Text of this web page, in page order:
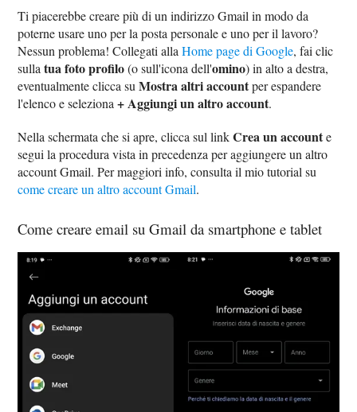
Ti piacerebbe creare più di un indirizzo Gmail in modo da
poterne usare uno per la posta personale e uno per il lavoro?
Nessun problema! Collegati allaHome page di Google, fai clic
sullatua foto profilo(o sull'icona dell'omino) in alto a destra,
eventualmente clicca suMostra altri accountper espandere
l'elenco e seleziona+ Aggiungi un altro account.
Nella schermata che si apre, clicca sul linkCrea un accounte
segui la procedura vista in precedenza per aggiungere un altro
account Gmail. Per maggiori info, consulta il mio tutorial su
come creare un altro account Gmail.
Come creare email su Gmail da smartphone e tablet